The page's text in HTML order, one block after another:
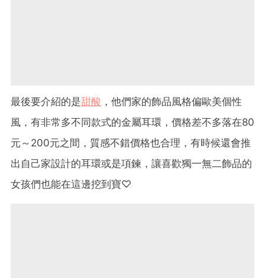
最後要介紹的是甜酸 ，他們家的飾品風格偏歐美個性
風，有非常多不同款式的金屬耳環，價格差不多落在80
元～200元之間，質感不錯價格也合理，有時候還會推
出自己家設計的耳環或是項鍊，讓喜歡獨一無二飾品的
女孩們也能在這邊挖到寶♡